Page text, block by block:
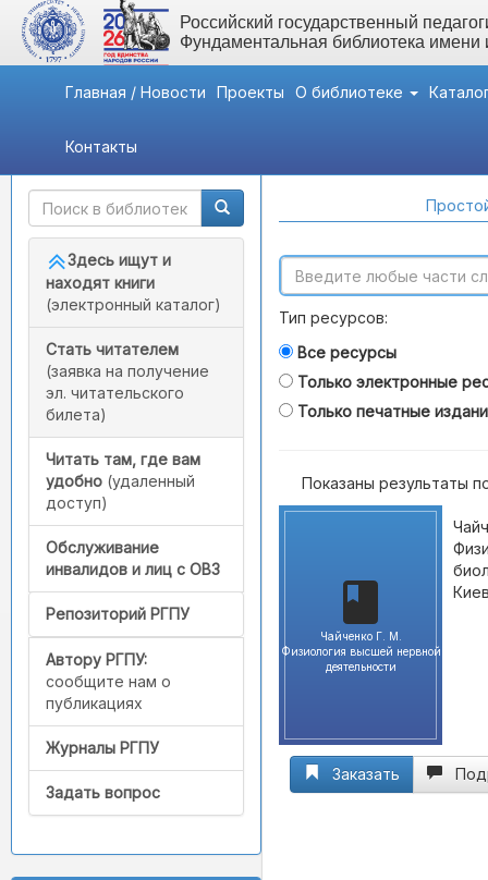
Российский государственный
Фундаментальная библиотека
Главная / Новости Проекты О библиотеке
Контакты
Быстрый доступ
Здесь ищут и
находят книги
(электронный каталог)
Стать читателем
(заявка на получение
эл. читательского
билета)
Читать там, где вам
удобно (удаленный
доступ)
Обслуживание
инвалидов и лиц с ОВЗ
Репозиторий РГПУ
Автору РГПУ:
сообщите нам о
публикациях
Журналы РГПУ
Задать вопрос
Тип ресурсов:
Все ресурсы
Только электронные
Только печатные
Показаны результаты
Чайченко Г. М.
Физиология высшей нервной
деятельности
Заказать